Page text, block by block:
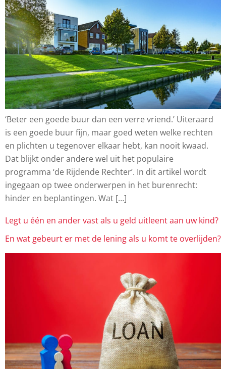
‘Beter een goede buur dan een verre vriend.’ Uiteraard
is een goede buur fijn, maar goed weten welke rechten
en plichten u tegenover elkaar hebt, kan nooit kwaad.
Dat blijkt onder andere wel uit het populaire
programma ‘de Rijdende Rechter’. In dit artikel wordt
ingegaan op twee onderwerpen in het burenrecht:
hinder en beplantingen. Wat […]
Legt u één en ander vast als u geld uitleent aan uw kind?
En wat gebeurt er met de lening als u komt te overlijden?